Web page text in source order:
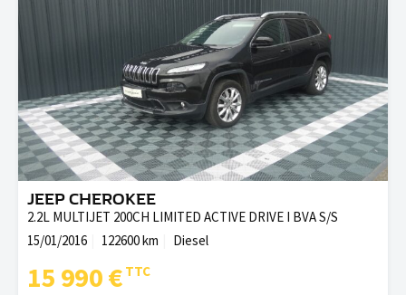
JEEP CHEROKEE
2.2L MULTIJET 200CH LIMITED ACTIVE DRIVE I BVA S/S
15/01/2016
122600 km Diesel
15 990 €